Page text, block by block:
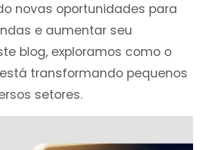
novas oportunidades para
e aumentar seu
blog, exploramos como o
transformando pequenos
setores.